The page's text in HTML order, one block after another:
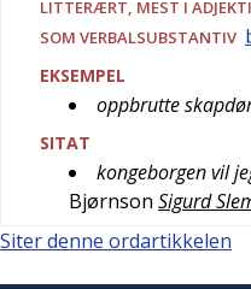
LITTERÆRT, MEST I
SOM VERBALSUBSTANTIV
EKSEMPEL
oppbrutte
SITAT
kongeborgen vil
Bjørnson Sigurd
Siter denne ordartikkelen